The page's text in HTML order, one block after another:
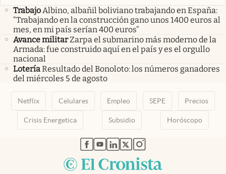
TrabajoAlbino, albañil boliviano trabajando en España:
“Trabajando en la construcción gano unos 1400 euros al
mes, en mi país serían 400 euros”
Avance militarZarpa el submarino más moderno de la
Armada: fue construido aquí en el país y es el orgullo
nacional
LoteríaResultado del Bonoloto: los números ganadores
del miércoles 5 de agosto
Netflix Celulares Empleo SEPE Precios
Crisis Energetica Subsidio Horóscopo
abre en nueva pestaña
abre en nueva pestaña
abre en nueva pestaña
abre en nueva pestaña
abre en nueva pestaña